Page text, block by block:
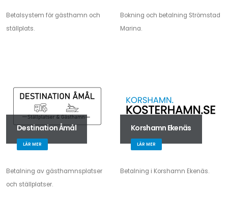
Betalsystem för gästhamn och
ställplats.
Bokning och betalning Strömstad
Marina.
Destination Åmål
LÄR MER
Betalning av gästhamnsplatser
och ställplatser.
Korshamn Ekenäs
LÄR MER
Betalning i Korshamn Ekenäs.